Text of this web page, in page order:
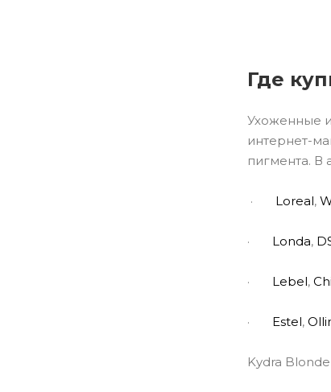
Где
Ухоженные
интернет-
пигмента. В
· Lоreal,
· Lоnda,
· Lеbel, Сhi
· Estеl, О
Kydra